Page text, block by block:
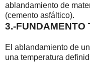
ablandamiento de
(cemento asfáltico).
3.-FUNDAMENTO
El ablandamiento de
una temperatura